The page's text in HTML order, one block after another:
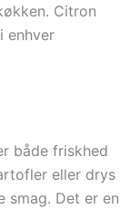
Citron
enhver
både friskhed
eller drys
smag. Det er en